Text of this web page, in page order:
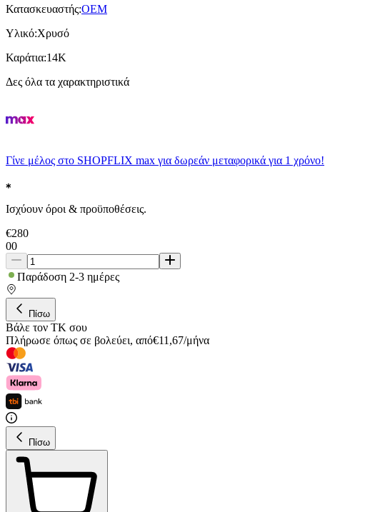
Κατασκευαστής:OEM
Υλικό:Χρυσό
Καράτια:14Κ
Δες όλα τα χαρακτηριστικά
Γίνε μέλος στο SHOPFLIX max για δωρεάν μεταφορικά για 1 χρόνο!
Ισχύουν όροι & προϋποθέσεις.
€280
00
Παράδοση 2-3 ημέρες
Πίσω
Βάλε τον ΤΚ σου
Πλήρωσε όπως σε βολεύει, από€11,67/μήνα
Πίσω